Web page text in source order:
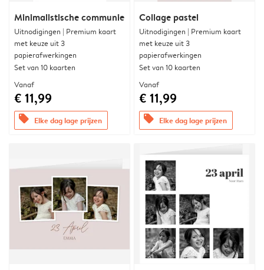
Minimalistische communie
Uitnodigingen | Premium kaart
met keuze uit 3
papierafwerkingen
Set van 10 kaarten
Vanaf
€ 11,99
offers Elke dag lage prijzen
Collage pastel
Uitnodigingen | Premium kaart
met keuze uit 3
papierafwerkingen
Set van 10 kaarten
Vanaf
€ 11,99
offers Elke dag lage prijzen